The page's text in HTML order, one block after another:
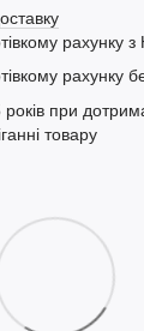
рахунку
рахунку
років при
товару